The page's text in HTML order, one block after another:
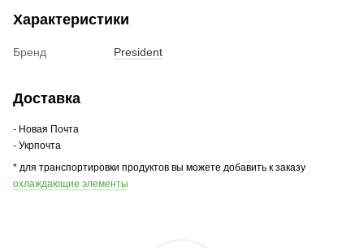
Характеристики
Бренд President
Доставка
- Новая Почта
- Укрпочта
* для транспортировки продуктов вы можете добавить к заказу
охлаждающие элементы